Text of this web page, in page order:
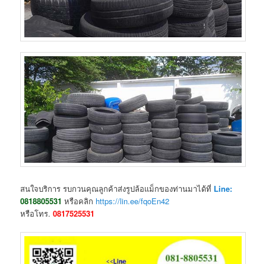
สนใจบริการ รบกวนคุณลูกค้าส่งรูปล้อแม็กของท่านมาได้ที่ Line:
0818805531 หรือคลิก https://lin.ee/fqoEn42
หรือโทร.0817525531